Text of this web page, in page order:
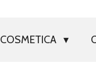
COSMETICA